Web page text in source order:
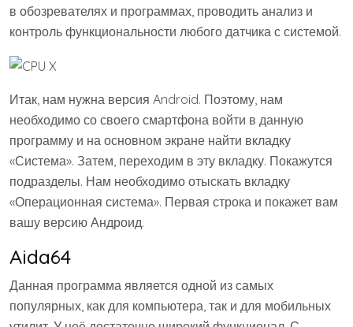
в обозревателях и программах, проводить анализ и
контроль функциональности любого датчика с системой.
Итак, нам нужна версия Android. Поэтому, нам
необходимо со своего смартфона войти в данную
программу и на основном экране найти вкладку
«Система». Затем, переходим в эту вкладку. Покажутся
подразделы. Нам необходимо отыскать вкладку
«Операционная система». Первая строка и покажет вам
вашу версию Андроид.
Aida64
Данная программа является одной из самых
популярных, как для компьютера, так и для мобильных